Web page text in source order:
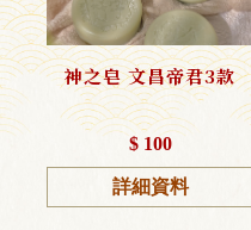
神之皂 文昌帝君3款
$ 100
詳細資料